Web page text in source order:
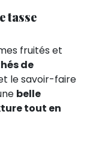
tasse
fruités et
de
le savoir-faire
belle
tout en